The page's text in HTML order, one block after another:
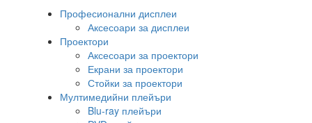
Професионални дисплеи
Аксесоари за дисплеи
Проектори
Аксесоари за проектори
Екрани за проектори
Стойки за проектори
Мултимедийни плейъри
Blu-ray плейъри